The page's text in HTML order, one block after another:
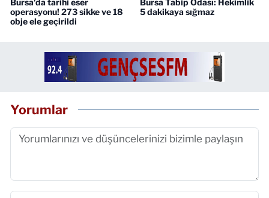
Bursa'da tarihi eser
operasyonu! 273 sikke ve 18
obje ele geçirildi
Bursa Tabip Odası: Hekimlik
5 dakikaya sığmaz
Yorumlar